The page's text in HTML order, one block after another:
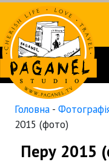
Головна-
2015 (фото)
Перу 2015